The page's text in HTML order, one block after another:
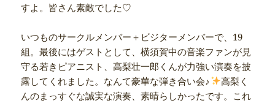
すよ。皆さん素敵でした♡
いつものサークルメンバー＋ビジターメンバーで、19
組。最後にはゲストとして、横須賀中の音楽ファンが見
守る若きピアニスト、高梨壮一郎くんが力強い演奏を披
露してくれました。なんて豪華な弾き合い会♪
高梨く
んのまっすぐな誠実な演奏、素晴らしかったです。これ